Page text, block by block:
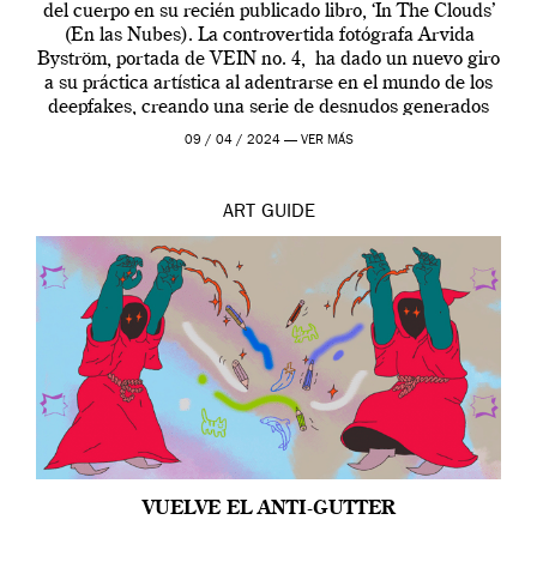
del cuerpo en su recién publicado libro, ‘In The Clouds’
(En las Nubes). La controvertida fotógrafa Arvida
Byström, portada de VEIN no. 4, ha dado un nuevo giro
a su práctica artística al adentrarse en el mundo de los
deepfakes, creando una serie de desnudos generados
por […]
09 / 04 / 2024 — VER MÁS
ART GUIDE
VUELVE EL ANTI-GUTTER